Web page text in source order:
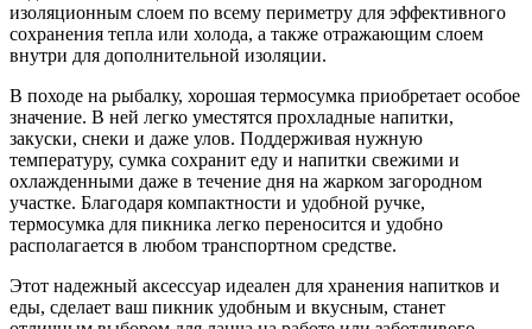
изоляционным слоем по всему периметру для эффективного
сохранения тепла или холода, а также отражающим слоем
внутри для дополнительной изоляции.
В походе на рыбалку, хорошая термосумка приобретает особое
значение. В ней легко уместятся прохладные напитки,
закуски, снеки и даже улов. Поддерживая нужную
температуру, сумка сохранит еду и напитки свежими и
охлажденными даже в течение дня на жарком загородном
участке. Благодаря компактности и удобной ручке,
термосумка для пикника легко переносится и удобно
располагается в любом транспортном средстве.
Этот надежный аксессуар идеален для хранения напитков и
еды, сделает ваш пикник удобным и вкусным, станет